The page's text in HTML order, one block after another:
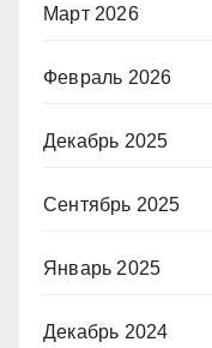
Март 2026
Февраль 2026
Декабрь 2025
Сентябрь 2025
Январь 2025
Декабрь 2024